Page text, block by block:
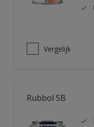
Vergelijk
Rubbol SB